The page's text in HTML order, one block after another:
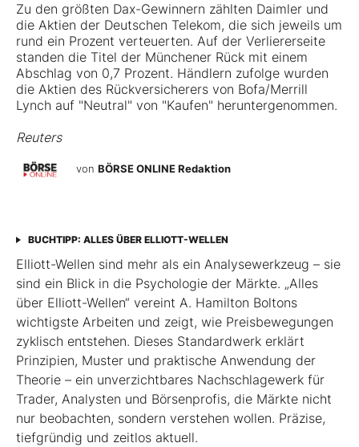
Zu den größten Dax-Gewinnern zählten Daimler und
die Aktien der Deutschen Telekom, die sich jeweils um
rund ein Prozent verteuerten. Auf der Verliererseite
standen die Titel der Münchener Rück mit einem
Abschlag von 0,7 Prozent. Händlern zufolge wurden
die Aktien des Rückversicherers von Bofa/Merrill
Lynch auf "Neutral" von "Kaufen" heruntergenommen.
Reuters
von BÖRSE ONLINE Redaktion
BUCHTIPP: ALLES ÜBER ELLIOTT-WELLEN
Elliott-Wellen sind mehr als ein Analysewerkzeug – sie
sind ein Blick in die Psychologie der Märkte. „Alles
über Elliott-Wellen“ vereint A. Hamilton Boltons
wichtigste Arbeiten und zeigt, wie Preisbewegungen
zyklisch entstehen. Dieses Standardwerk erklärt
Prinzipien, Muster und praktische Anwendung der
Theorie – ein unverzichtbares Nachschlagewerk für
Trader, Analysten und Börsenprofis, die Märkte nicht
nur beobachten, sondern verstehen wollen. Präzise,
tiefgründig und zeitlos aktuell.